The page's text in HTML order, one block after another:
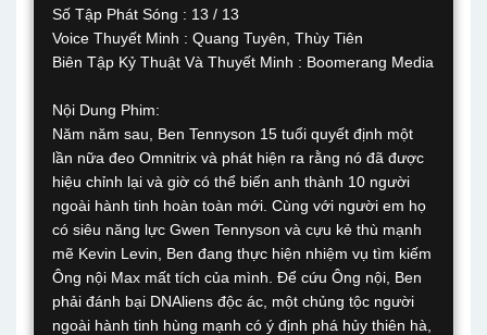
Số Tập Phát Sóng : 13 / 13
Voice Thuyết Minh : Quang Tuyên, Thùy Tiên
Biên Tập Kỷ Thuật Và Thuyết Minh : Boomerang Media
Nội Dung Phim:
Năm năm sau, Ben Tennyson 15 tuổi quyết định một
lần nữa đeo Omnitrix và phát hiện ra rằng nó đã được
hiệu chỉnh lại và giờ có thể biến anh thành 10 người
ngoài hành tinh hoàn toàn mới. Cùng với người em họ
có siêu năng lực Gwen Tennyson và cựu kẻ thù mạnh
mẽ Kevin Levin, Ben đang thực hiện nhiệm vụ tìm kiếm
Ông nội Max mất tích của mình. Để cứu Ông nội, Ben
phải đánh bại DNAliens độc ác, một chủng tộc người
ngoài hành tinh hùng mạnh có ý định phá hủy thiên hà,